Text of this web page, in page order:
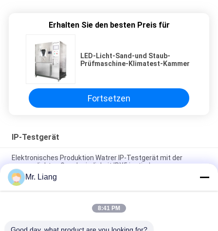
Erhalten Sie den besten Preis für
LED-Licht-Sand-und Staub-
Prüfmaschine-Klimatest-Kammer
Fortsetzen
IP-Testgerät
Elektronisches Produktion Watrer IP-Testgerät mit der
wasserdichten Geschwindigkeit IPX5 justierbar
Umwelt-IPX7/8-Wassereinweichtestgerät mit rotierenden
Sprühdüsen
Imprägniern Sie den Universalregen, der IP-Testgerät
Mr. Liang
8:41 PM